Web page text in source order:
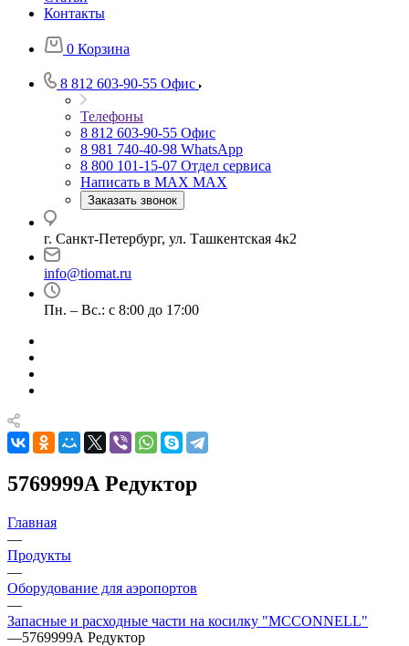
Контакты
0 Корзина
8 812 603-90-55 Офис
Телефоны
8 812 603-90-55 Офис
8 981 740-40-98 WhatsApp
8 800 101-15-07 Отдел сервиса
Написать в MAX MAX
Заказать звонок
г. Санкт-Петербург, ул. Ташкентская 4к2
info@tiomat.ru
Пн. – Вс.: с 8:00 до 17:00
5769999А Редуктор
Главная
—
Продукты
—
Оборудование для аэропортов
—
Запасные и расходные части на косилку "MCCONNELL"
—5769999А Редуктор